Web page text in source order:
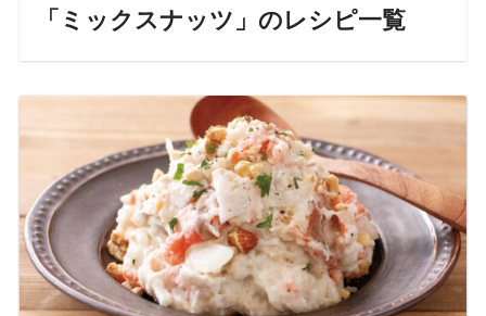
「ミックスナッツ」のレシピ一覧